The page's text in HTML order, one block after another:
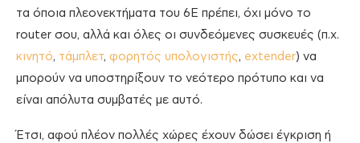
τα όποια πλεονεκτήματα του 6E πρέπει, όχι μόνο το
router σου, αλλά και όλες οι συνδεόμενες συσκευές (π.χ.
κινητό, τάμπλετ, φορητός υπολογιστής, extender) να
μπορούν να υποστηρίξουν το νεότερο πρότυπο και να
είναι απόλυτα συμβατές με αυτό.
Έτσι, αφού πλέον πολλές χώρες έχουν δώσει έγκριση ή